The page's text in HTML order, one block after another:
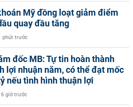
Mỹ đồng loạt giảm điểm
quay đầu tăng
phút trước
đốc MB: Tự tin hoàn thành
lợi nhuận năm, có thể đạt mốc
nếu tình hình thuận lợi
6 giờ trước